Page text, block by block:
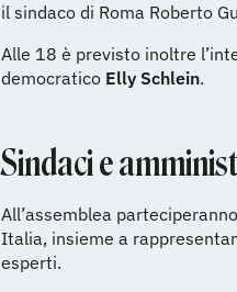
il sindaco di Roma Roberto
Alle 18 è previsto inoltre
democratico Elly Schlein.
Sindaci e
All’assemblea
Italia, insieme a
esperti.